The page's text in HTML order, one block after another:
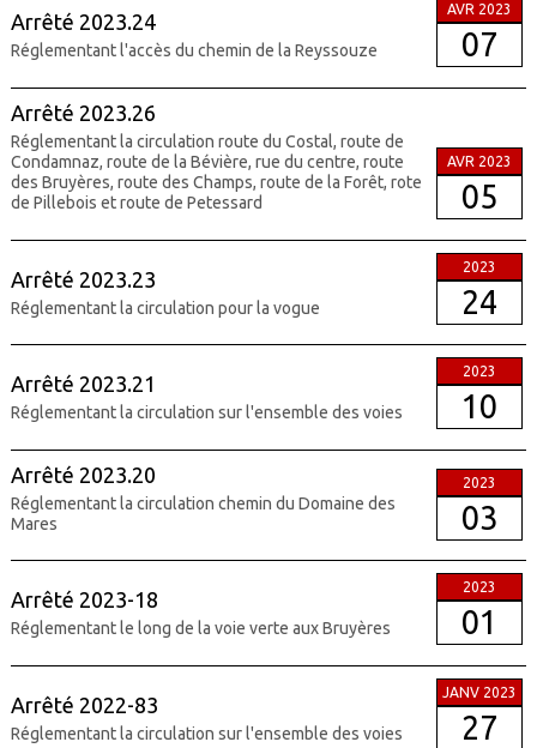
Arrêté 2023.24
Réglementant l'accès du chemin de la Reyssouze
AVR 2023
07
Arrêté 2023.26
Réglementant la circulation route du Costal, route de
Condamnaz, route de la Bévière, rue du centre, route
des Bruyères, route des Champs, route de la Forêt, rote
de Pillebois et route de Petessard
AVR 2023
05
Arrêté 2023.23
Réglementant la circulation pour la vogue
2023
24
Arrêté 2023.21
Réglementant la circulation sur l'ensemble des voies
2023
10
Arrêté 2023.20
Réglementant la circulation chemin du Domaine des
Mares
2023
03
Arrêté 2023-18
Réglementant le long de la voie verte aux Bruyères
2023
01
Arrêté 2022-83
Réglementant la circulation sur l'ensemble des voies
JANV 2023
27